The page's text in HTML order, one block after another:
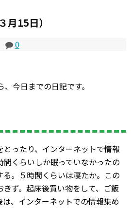
月15日）
0
今日までの日記です。
ったり、インターネットで情報
くらいしか眠っていなかったの
。５時間くらいは寝たか。この
ず。起床後買い物をして、ご飯
、インターネットでの情報集め